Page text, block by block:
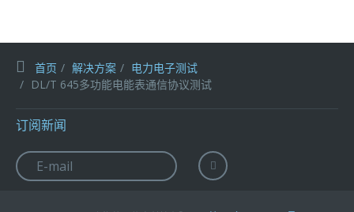
首页 解决方案
电力电子测试
DL/T 645多功能电能表通信协议测试
订阅新闻